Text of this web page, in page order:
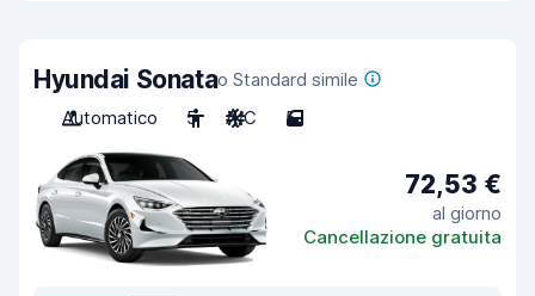
Hyundai Sonatao Standard simile
Automatico
5 A/C 5
72,53 €
al giorno
Cancellazione gratuita